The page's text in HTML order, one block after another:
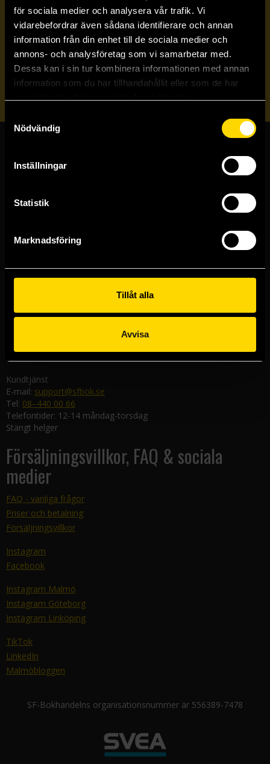
för sociala medier och analysera vår trafik. Vi
vidarebefordrar även sådana identifierare och annan
information från din enhet till de sociala medier och
annons- och analysföretag som vi samarbetar med.
Dessa kan i sin tur kombinera informationen med annan
information som du har tillhandahållit eller som de har
Nödvändig
Inställningar
Statistik
Marknadsföring
Tillåt alla
Avvisa
Prenumerera på vårt nyhetsbrev
Veckobrevet
Skicka
Butiker & kundtjänst
Västerlånggatan 48
Göteborgsbutiken
Kungsgatan 19
Malmöbutiken
582 19 Linköping
Kundtjänst
E-mail: support@sfbok.se
Tel: 08–440 00 66
Telefontider: 12-14 måndag-torsdag
Stängt helger
Försäljningsvillkor, FAQ & sociala
medier
FAQ - vanliga frågor
Priser och betalning
Försäljningsvillkor
Instagram
Facebook
Instagram Malmö
Instagram Göteborg
Instagram Linköping
TikTok
LinkedIn
Malmöbloggen
SF-Bokhandelns organisationsnummer är 556389-7478